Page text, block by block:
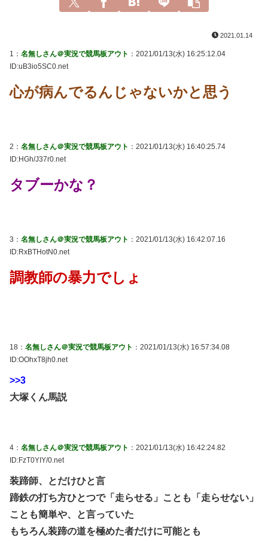
2021.01.14
1： 名無しさん＠実況で競馬板アウト ：2021/01/13(水) 16:25:12.04
ID:uB3io5SC0.net
心が病んでるんじゃないかと思う
2： 名無しさん＠実況で競馬板アウト ：2021/01/13(水) 16:40:25.74
ID:HGh/J37r0.net
タブーかな？
3： 名無しさん＠実況で競馬板アウト ：2021/01/13(水) 16:42:07.16
ID:RxBTHotN0.net
調教師の暴力でしょ
18： 名無しさん＠実況で競馬板アウト ：2021/01/13(水) 16:57:34.08
ID:OOhxT8jh0.net
>>3
大塚くん馬説
4： 名無しさん＠実況で競馬板アウト ：2021/01/13(水) 16:42:24.82
ID:FzT0YIY/0.net
装蹄師、とだけひと言
蹄鉄の打ち方ひとつで「走らせる」ことも「走らせない」
ことも簡単や、と言っていた
もちろん装蹄の道を極めた者だけに可能とも